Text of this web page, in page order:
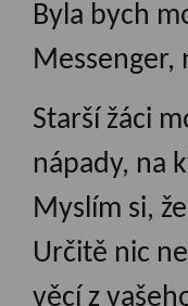
Byla bych
Starší žáci
nápady, na
Myslím si,
Určitě nic
věcí z